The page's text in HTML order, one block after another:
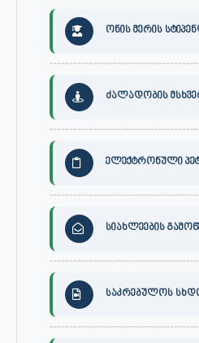
ონის მერის
ძალადობის
ელექტრონული
სიახლეების
საკრებულოს